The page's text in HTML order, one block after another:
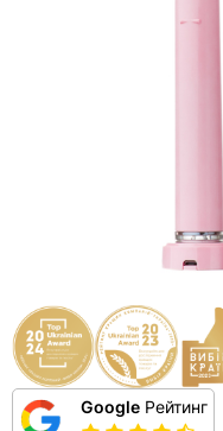
Google Рейтинг